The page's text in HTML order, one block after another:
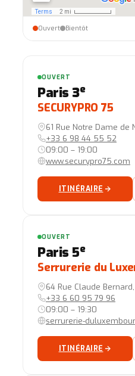
OUVERT
Paris 3e
SECURYPRO 75
61 Rue Notre Dame de
+33 6 98 44 55 52
09:00 – 19:00
www.securypro75.com
ITINÉRAIRE
OUVERT
Paris 5e
Serrurerie du
64 Rue Claude
+33 6 60 95 79 96
09:00 – 19:30
serrurerie-
ITINÉRAIRE
Ouvert Bientôt